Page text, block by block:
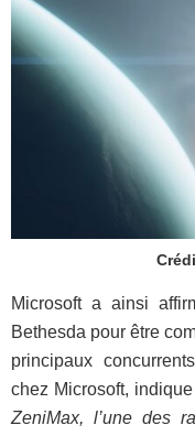
Microsoft a ainsi
Bethesda pour être
principaux
chez Microsoft,
ZeniMax, l’une des